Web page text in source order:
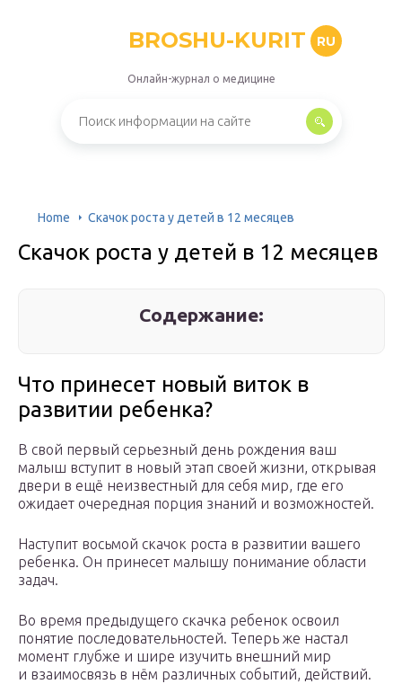
BROSHU-KURIT RU
Онлайн-журнал о медицине
Home Скачок роста у детей в 12 месяцев
Скачок роста у детей в 12 месяцев
Содержание:
Что принесет новый виток в
развитии ребенка?
В свой первый серьезный день рождения ваш
малыш вступит в новый этап своей жизни, открывая
двери в ещё неизвестный для себя мир, где его
ожидает очередная порция знаний и возможностей.
Наступит восьмой скачок роста в развитии вашего
ребенка. Он принесет малышу понимание области
задач.
Во время предыдущего скачка ребенок освоил
понятие последовательностей. Теперь же настал
момент глубже и шире изучить внешний мир
и взаимосвязь в нём различных событий, действий.